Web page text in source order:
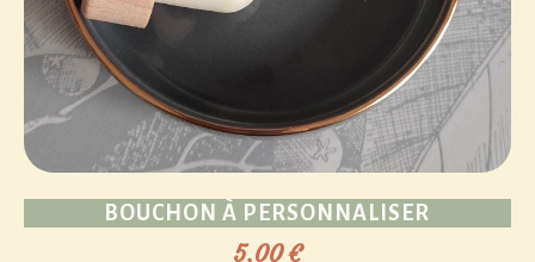
BOUCHON À PERSONNALISER
5,00€